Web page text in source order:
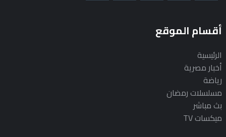
أقسام الموقع
الرئيسية
أخبار مصرية
رياضة
مسلسلات رمضان
بث مباشر
ميكسات TV